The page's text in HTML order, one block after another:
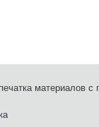
материалов с